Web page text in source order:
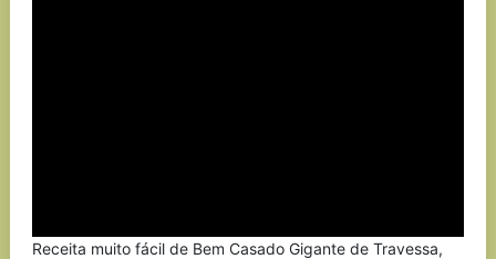
Receita muito fácil de Bem Casado Gigante de Travessa,